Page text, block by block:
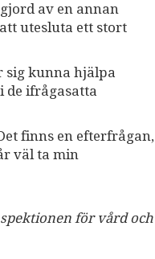
av en annan
utesluta ett stort
sig kunna hjälpa
de ifrågasatta
finns en efterfrågan,
väl ta min
för vård och